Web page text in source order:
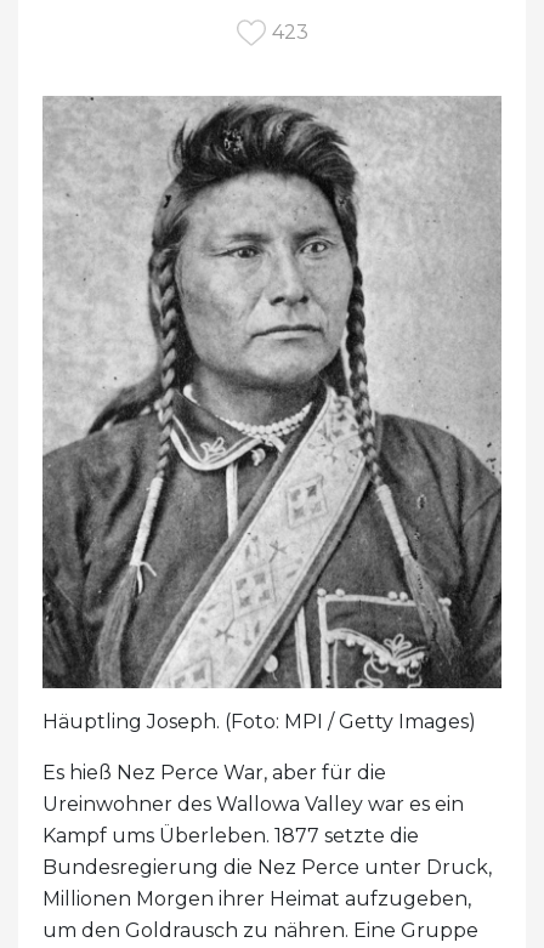
423
Häuptling Joseph. (Foto: MPI / Getty Images)
Es hieß Nez Perce War, aber für die
Ureinwohner des Wallowa Valley war es ein
Kampf ums Überleben. 1877 setzte die
Bundesregierung die Nez Perce unter Druck,
Millionen Morgen ihrer Heimat aufzugeben,
um den Goldrausch zu nähren. Eine Gruppe